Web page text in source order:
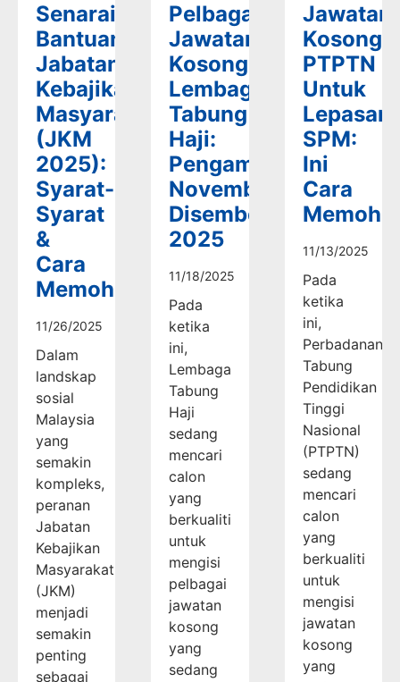
Senarai
Bantuan
Jabatan
Kebajikan
Masyarakat
(JKM
2025):
Syarat-
Syarat
&
Cara
Memohon
11/26/2025
Dalam
landskap
sosial
Malaysia
yang
semakin
kompleks,
peranan
Jabatan
Kebajikan
Masyarakat
(JKM)
menjadi
semakin
penting
sebagai
Pelbagai
Jawatan
Kosong
Lembaga
Tabung
Haji:
Pengambilan
November-
Disember
2025
11/18/2025
Pada
ketika
ini,
Lembaga
Tabung
Haji
sedang
mencari
calon
yang
berkualiti
untuk
mengisi
pelbagai
jawatan
kosong
yang
sedang
Jawatan
Kosong
PTPTN
Untuk
Lepasan
SPM:
Ini
Cara
11/13/2025
Pada
ketika
ini,
Perbadanan
Tabung
Pendidikan
Tinggi
Nasional
(PTPTN)
sedang
mencari
calon
yang
berkualiti
untuk
mengisi
jawatan
kosong
yang